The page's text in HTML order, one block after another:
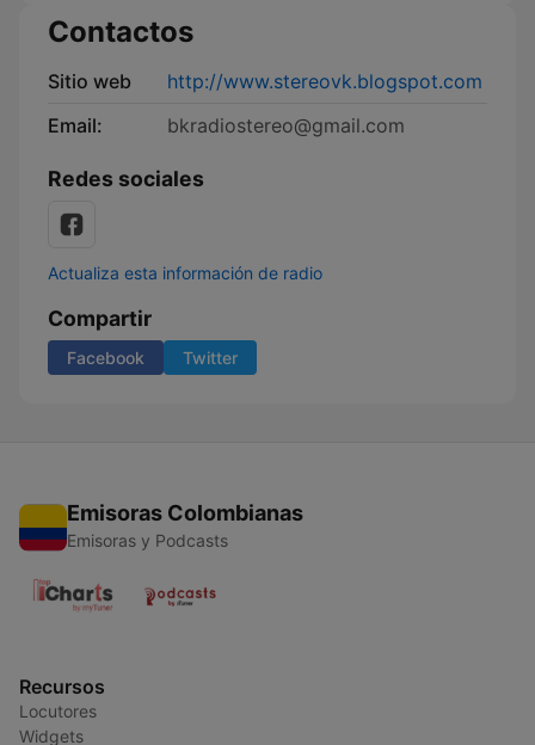
Contactos
Sitio web
http://www.stereovk.blogspot.com
Email:
bkradiostereo@gmail.com
Redes sociales
Actualiza esta información de radio
Compartir
Facebook Twitter
Emisoras Colombianas
Emisoras y Podcasts
Recursos
Locutores
Widgets